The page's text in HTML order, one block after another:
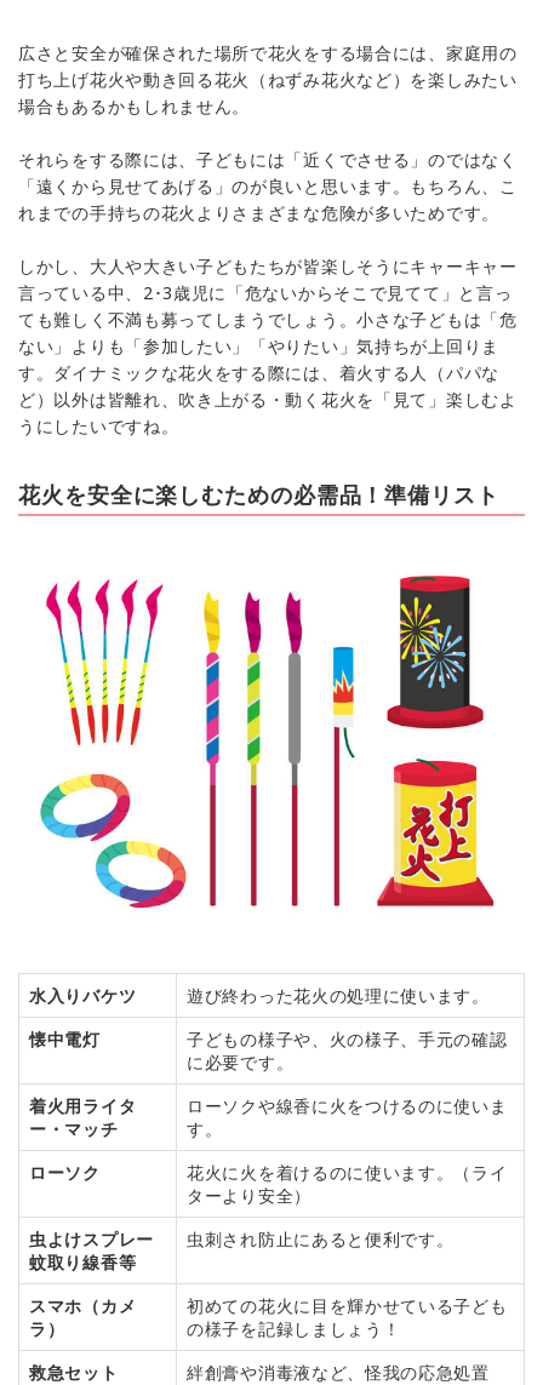
広さと安全が確保された場所で花火をする場合には、家庭用の
打ち上げ花火や動き回る花火（ねずみ花火など）を楽しみたい
場合もあるかもしれません。
それらをする際には、子どもには「近くでさせる」のではなく
「遠くから見せてあげる」のが良いと思います。もちろん、こ
れまでの手持ちの花火よりさまざまな危険が多いためです。
しかし、大人や大きい子どもたちが皆楽しそうにキャーキャー
言っている中、2･3歳児に「危ないからそこで見てて」と言っ
ても難しく不満も募ってしまうでしょう。小さな子どもは「危
ない」よりも「参加したい」「やりたい」気持ちが上回りま
す。ダイナミックな花火をする際には、着火する人（パパな
ど）以外は皆離れ、吹き上がる・動く花火を「見て」楽しむよ
うにしたいですね。
花火を安全に楽しむための必需品！準備リスト
水入りバケツ
遊び終わった花火の処理に使います。
懐中電灯
子どもの様子や、火の様子、手元の確認
に必要です。
着火用ライタ
ー・マッチ
ローソクや線香に火をつけるのに使いま
す。
ローソク
花火に火を着けるのに使います。（ライ
ターより安全）
虫よけスプレー
蚊取り線香等
虫刺され防止にあると便利です。
スマホ（カメ
ラ）
初めての花火に目を輝かせている子ども
の様子を記録しましょう！
救急セット
絆創膏や消毒液など、怪我の応急処置